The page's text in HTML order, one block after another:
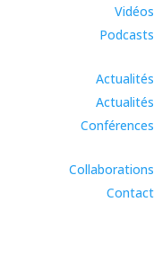
Vidéos
Podcasts
Actualités
Actualités
Conférences
Collaborations
Contact